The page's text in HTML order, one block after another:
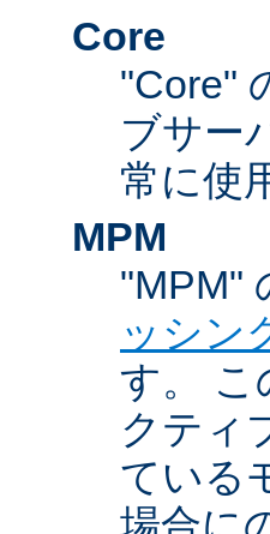
Core
"Core"
ブサー
常に使
MPM
"MPM"
ッシン
す。 こ
クティ
ている
場合に